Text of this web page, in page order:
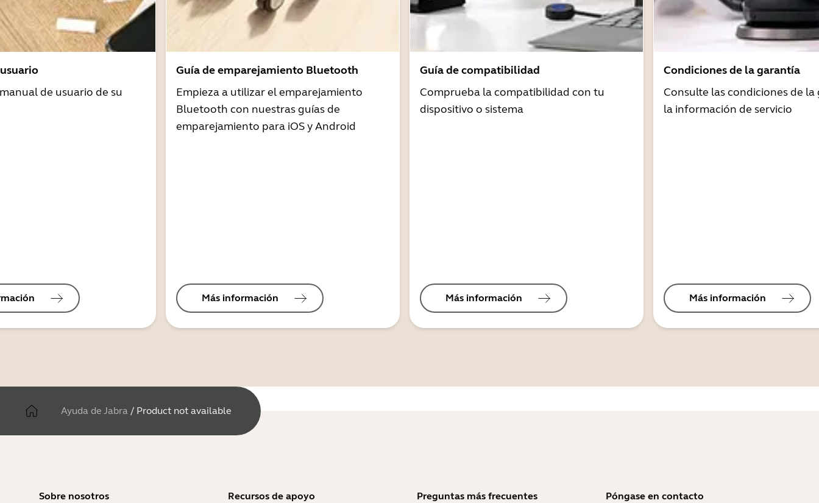
de usuario de su
Guía de emparejamiento Bluetooth
Empieza a utilizar el emparejamiento
Bluetooth con nuestras guías de
emparejamiento para iOS y Android
Más información
Guía de compatibilidad
Comprueba la compatibilidad con tu
dispositivo o sistema
Más información
Condiciones de la garantía
Consulte las condiciones de la
la información de servicio
Más información
Ayuda de Jabra / Product not available
Sobre nosotros Recursos de apoyo Preguntas más frecuentes Póngase en contacto